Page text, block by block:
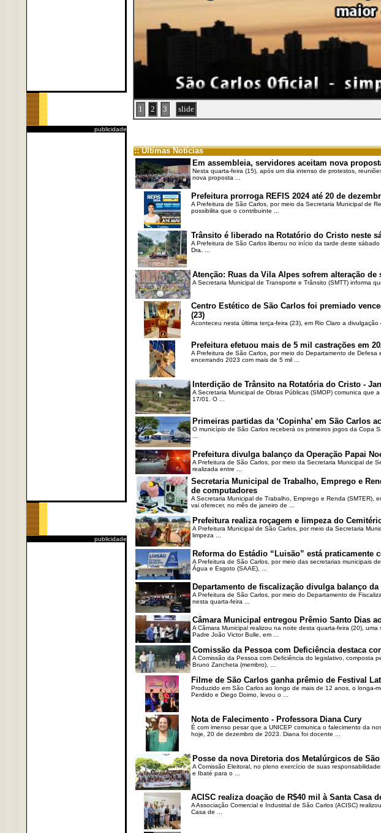
publicidade
publicidade
1 2 3 slide
:: Últimas Notícias
Em assembleia, servidores aceitam nova
Nesta quarta-feira (15), após um dia intenso de protestos,
nova proposta ...
Prefeitura prorroga REFIS 2024 até 20 de
A Prefeitura de São Carlos, por meio da Secretaria Municipal de
possibilita que o contribuinte ...
Trânsito é liberado na Rotatório do Cristo neste
A Prefeitura de São Carlos liberou no início da tarde deste
Dra. ...
Atenção: Ruas da Vila Alpes sofrem alteração
A Secretaria Municipal de Transporte e Trânsito (SMTT) informa
Centro Estético de São Carlos foi premiado
(23)
Aconteceu nesta última terça-feira (23), em Rio Claro a
Prefeitura efetuou mais de 5 mil castrações em
A Prefeitura de São Carlos, por meio do Departamento de
encerrando 2023 com mais de 5 mil ...
Interdição de Trânsito na Rotatória do Cristo -
A Secretaria Municipal de Obras Públicas (SMOP) comunica
17/01. O ...
Primeiras partidas da ‘Copinha’ em São Carlos
O município de São Carlos receberá os primeiros jogos da Copa
Prefeitura divulga balanço da Operação Papai
A Prefeitura de São Carlos, por meio da Secretaria Municipal de
realizada entre ...
Secretaria Municipal de Trabalho, Emprego e
de computadores
A Secretaria Municipal de Trabalho, Emprego e Renda (SMTER),
vai oferecer, no mês de janeiro de ...
Prefeitura realiza roçagem e limpeza do
A Prefeitura Municipal de São Carlos, por meio da Secretaria
limpeza ...
Reforma do Estádio “Luisão” está praticamente
A Prefeitura de São Carlos, por meio das secretarias municipais
Água e Esgoto (SAAE), ...
Departamento de fiscalização divulga balanço da
A Prefeitura de São Carlos, por meio do Departamento de
nesta quarta-feira ...
Câmara Municipal entregou Prêmio Santo Dias
A Câmara Municipal realizou na noite desta quarta-feira (20),
Padre João Victor Bulle, em ...
Comissão da Pessoa com Deficiência destaca
A Comissão da Pessoa com Deficiência do legislativo, composta
Bruno Zancheta (membro), ...
Filme de São Carlos ganha prêmio de Festival
Produzido em São Carlos ao longo de mais de 12 anos, o longa-
Perdido e Diego Doimo, levou o ...
Nota de Falecimento - Professora Diana Cury
É com imenso pesar que a UNICEP comunica o falecimento da
hoje, 20 de dezembro de 2023. Diana foi docente ...
Posse da nova Diretoria dos Metalúrgicos de
A Comissão Eleitoral, no pleno exercício de suas
e Ibaté para o ...
ACISC realiza doação de R$40 mil à Santa Casa
A Associação Comercial e Industrial de São Carlos (ACISC)
Casa de ...